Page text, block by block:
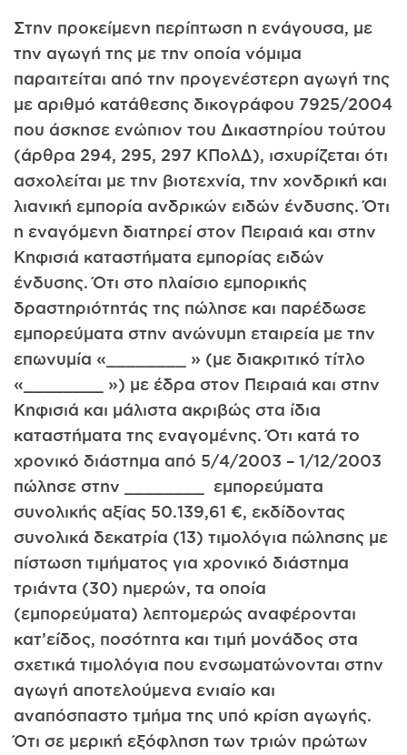
Στην προκείμενη περίπτωση η ενάγουσα, με
την αγωγή της με την οποία νόμιμα
παραιτείται από την προγενέστερη αγωγή της
με αριθμό κατάθεσης δικογράφου 7925/2004
που άσκησε ενώπιον του Δικαστηρίου τούτου
(άρθρα 294, 295, 297 ΚΠολΔ), ισχυρίζεται ότι
ασχολείται με την βιοτεχνία, την χονδρική και
λιανική εμπορία ανδρικών ειδών ένδυσης. Ότι
η εναγόμενη διατηρεί στον Πειραιά και στην
Κηφισιά καταστήματα εμπορίας ειδών
ένδυσης. Ότι στο πλαίσιο εμπορικής
δραστηριότητάς της πώλησε και παρέδωσε
εμπορεύματα στην ανώνυμη εταιρεία με την
επωνυμία «________ » (με διακριτικό τίτλο
«________ ») με έδρα στον Πειραιά και στην
Κηφισιά και μάλιστα ακριβώς στα ίδια
καταστήματα της εναγομένης. Ότι κατά το
χρονικό διάστημα από 5/4/2003 – 1/12/2003
πώλησε στην ________ εμπορεύματα
συνολικής αξίας 50.139,61 €, εκδίδοντας
συνολικά δεκατρία (13) τιμολόγια πώλησης με
πίστωση τιμήματος για χρονικό διάστημα
τριάντα (30) ημερών, τα οποία
(εμπορεύματα) λεπτομερώς αναφέρονται
κατ’είδος, ποσότητα και τιμή μονάδος στα
σχετικά τιμολόγια που ενσωματώνονται στην
αγωγή αποτελούμενα ενιαίο και
αναπόσπαστο τμήμα της υπό κρίση αγωγής.
Ότι σε μερική εξόφληση των τριών πρώτων